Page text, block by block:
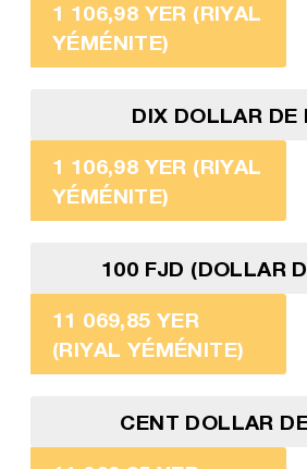
1 106,98 YER (RIYAL
YÉMÉNITE)
DIX DOLLAR DE
1 106,98 YER (RIYAL
YÉMÉNITE)
100 FJD (DOLLAR
11 069,85 YER
(RIYAL YÉMÉNITE)
CENT DOLLAR